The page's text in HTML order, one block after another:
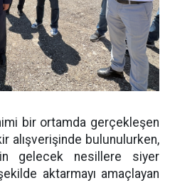
bir ortamda gerçekleşen
alışverişinde bulunulurken,
gelecek nesillere siyer
aktarmayı amaçlayan